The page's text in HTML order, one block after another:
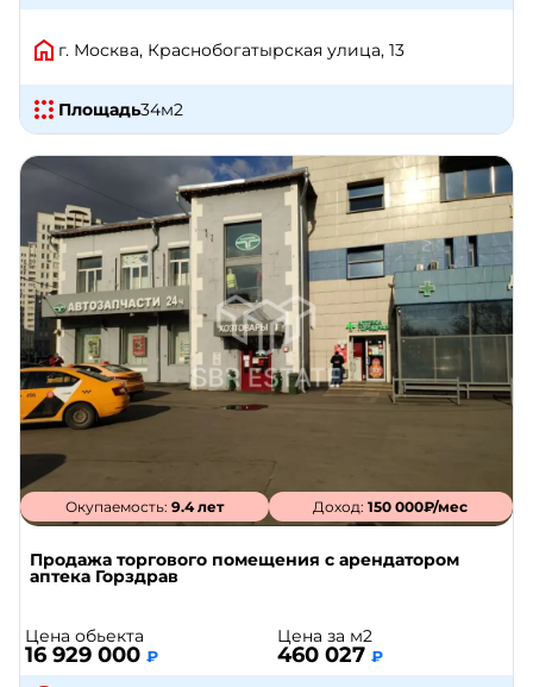
г. Москва, Краснобогатырская улица, 13
Площадь34м2
Окупаемость: 9.4 лет Доход:150 000₽/мес
Продажа торгового помещения с арендатором
аптека Горздрав
Цена обьекта
16 929 000 ₽
Цена за м2
460 027 ₽